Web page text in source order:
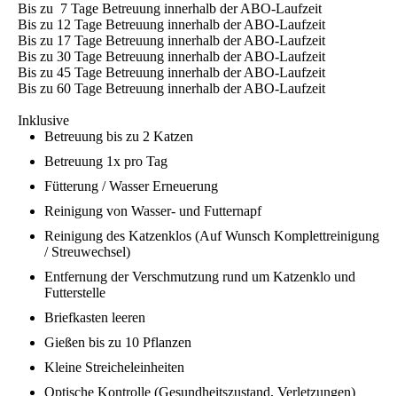
Bis zu 7 Tage Betreuung innerhalb der ABO-Laufzeit
Bis zu 12 Tage Betreuung innerhalb der ABO-Laufzeit
Bis zu 17 Tage Betreuung innerhalb der ABO-Laufzeit
Bis zu 30 Tage Betreuung innerhalb der ABO-Laufzeit
Bis zu 45 Tage Betreuung innerhalb der ABO-Laufzeit
Bis zu 60 Tage Betreuung innerhalb der ABO-Laufzeit
Inklusive
Betreuung bis zu 2 Katzen
Betreuung 1x pro Tag
Fütterung / Wasser Erneuerung
Reinigung von Wasser- und Futternapf
Reinigung des Katzenklos (Auf Wunsch Komplettreinigung
/ Streuwechsel)
Entfernung der Verschmutzung rund um Katzenklo und
Futterstelle
Briefkasten leeren
Gießen bis zu 10 Pflanzen
Kleine Streicheleinheiten
Optische Kontrolle (Gesundheitszustand, Verletzungen)